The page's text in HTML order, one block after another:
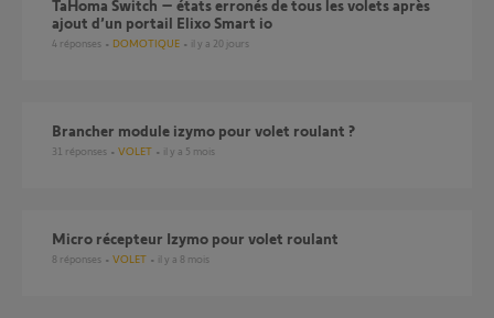
TaHoma Switch – états erronés de tous les volets après
ajout d’un portail Elixo Smart io
4 réponses DOMOTIQUE il y a 20 jours
brancher module izymo pour volet roulant ?
31 réponses VOLET il y a 5 mois
Micro récepteur Izymo pour volet roulant
8 réponses VOLET il y a 8 mois